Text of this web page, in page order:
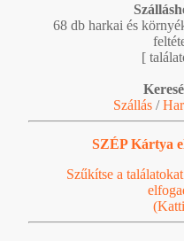
68 db harkai és
[
Szállás/
SZÉP Kártya
Szűkítse a